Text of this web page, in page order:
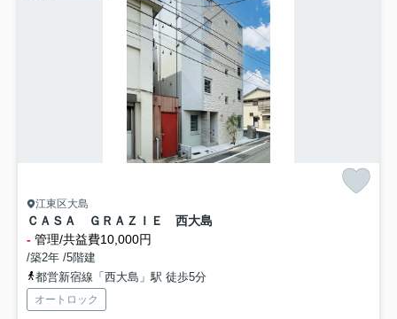
江東区大島
ＣＡＳＡ ＧＲＡＺＩＥ 西大島
- 管理/共益費10,000円
/築2年 /5階建
都営新宿線「西大島」駅 徒歩5分
オートロック